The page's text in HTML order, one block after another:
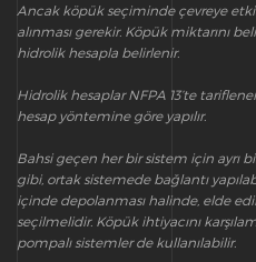
Ancak köpük seçiminde çevreye
alınması gerekir. Köpük miktarını
hidrolik hesapla belirlenir.
Hidrolik hesaplar NFPA 13’te
hesap yöntemine göre yapılır.
Bahsi geçen her bir sistem için ayrı
gibi, ortak sistemede bağlantı
içinde depolanması halinde, elde
seçilmelidir. Köpük ihtiyacını
pompalı sistemler de kullanılabilir.